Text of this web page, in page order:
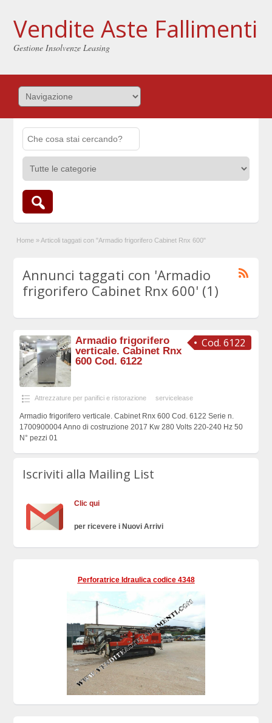
Vendite Aste Fallimenti
Gestione Insolvenze Leasing
Home » Articoli taggati con "Armadio frigorifero Cabinet Rnx 600"
Annunci taggati con 'Armadio
frigorifero Cabinet Rnx 600' (1)
Cod. 6122
Armadio frigorifero
verticale. Cabinet Rnx
600 Cod. 6122
Attrezzature per panifici e ristorazione servicelease
Armadio frigorifero verticale. Cabinet Rnx 600 Cod. 6122 Serie n.
1700900004 Anno di costruzione 2017 Kw 280 Volts 220-240 Hz 50
N° pezzi 01
Iscriviti alla Mailing List
Clic qui
per ricevere i Nuovi Arrivi
Perforatrice Idraulica codice 4348